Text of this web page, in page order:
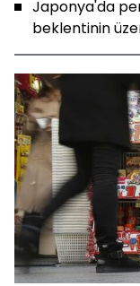
Japonya'da
beklentinin